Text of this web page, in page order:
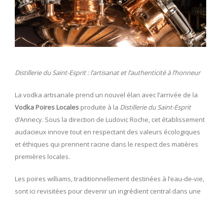
Distillerie du Saint-Esprit : l’artisanat et l’authenticité à l’honneur
La vodka artisanale prend un nouvel élan avec l’arrivée de la
Vodka Poires Locales produite à la Distillerie du Saint-Esprit
d’Annecy. Sous la direction de Ludovic Roche, cet établissement
audacieux innove tout en respectant des valeurs écologiques
et éthiques qui prennent racine dans le respect des matières
premières locales.
Les poires williams, traditionnellement destinées à l’eau-de-vie,
sont ici revisitées pour devenir un ingrédient central dans une